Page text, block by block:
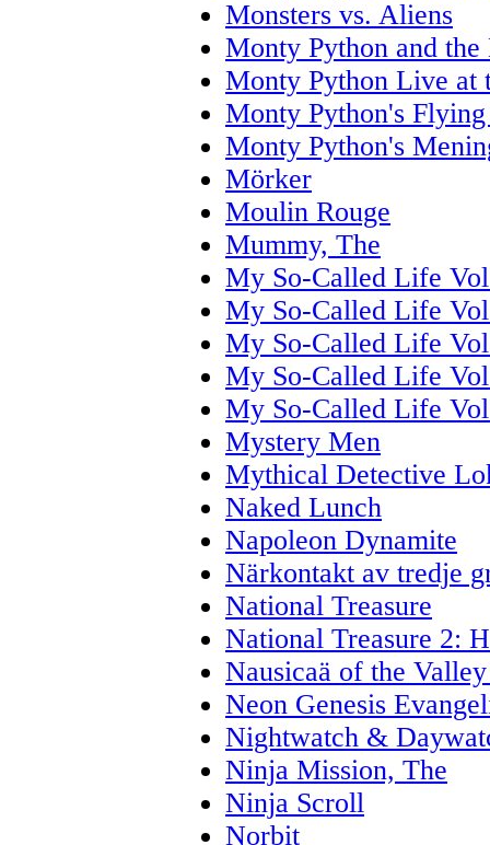
Monsters vs. Aliens
Monty Python and
Monty Python Live
Monty Python's
Monty Python's
Mörker
Moulin Rouge
Mummy, The
My So-Called Life
My So-Called Life
My So-Called Life
My So-Called Life
My So-Called Life
Mystery Men
Mythical Detective
Naked Lunch
Napoleon Dynamite
Närkontakt av tredje
National Treasure
National Treasure 2:
Nausicaä of the
Neon Genesis
Nightwatch &
Ninja Mission, The
Ninja Scroll
Norbit